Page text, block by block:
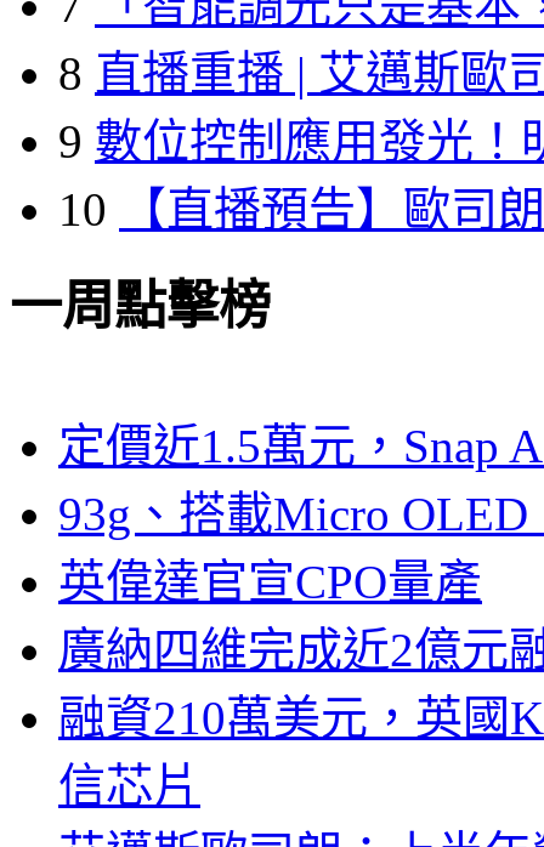
8 直播重播 | 艾邁斯歐
9 數位控制應用發光！
10
【直播預告】歐司
一周點擊榜
定價近1.5萬元，Snap
93g、搭載Micro
英偉達官宣CPO量產
廣納四維完成近2億元
融資210萬美元，英國
信芯片